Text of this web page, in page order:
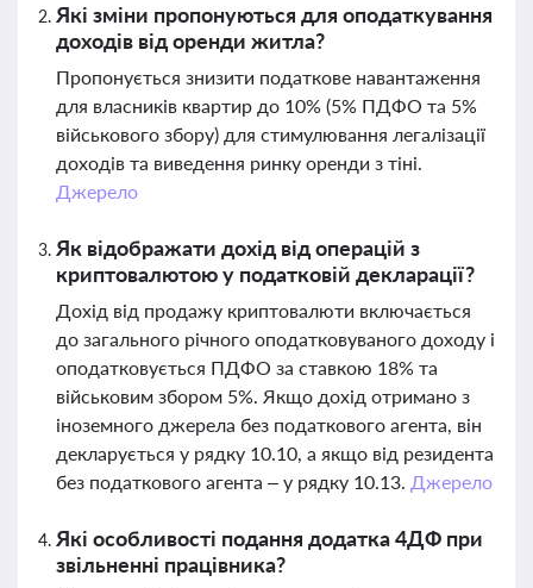
Які зміни пропонуються для оподаткування
доходів від оренди житла?
Пропонується знизити податкове навантаження
для власників квартир до 10% (5% ПДФО та 5%
військового збору) для стимулювання легалізації
доходів та виведення ринку оренди з тіні.
Джерело
Як відображати дохід від операцій з
криптовалютою у податковій декларації?
Дохід від продажу криптовалюти включається
до загального річного оподатковуваного доходу і
оподатковується ПДФО за ставкою 18% та
військовим збором 5%. Якщо дохід отримано з
іноземного джерела без податкового агента, він
декларується у рядку 10.10, а якщо від резидента
без податкового агента – у рядку 10.13. Джерело
Які особливості подання додатка 4ДФ при
звільненні працівника?